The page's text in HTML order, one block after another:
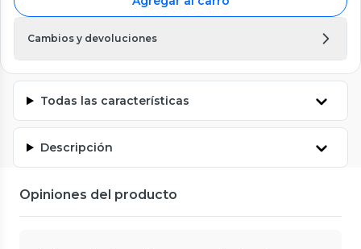
Cambios y devoluciones
Todas las características
Descripción
Opiniones del producto